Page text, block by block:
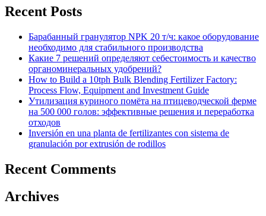
Recent Posts
Барабанный гранулятор NPK 20 т/ч: какое оборудование
необходимо для стабильного производства
Какие 7 решений определяют себестоимость и качество
органоминеральных удобрений?
How to Build a 10tph Bulk Blending Fertilizer Factory:
Process Flow, Equipment and Investment Guide
Утилизация куриного помёта на птицеводческой ферме
на 500 000 голов: эффективные решения и переработка
отходов
Inversión en una planta de fertilizantes con sistema de
granulación por extrusión de rodillos
Recent Comments
Archives